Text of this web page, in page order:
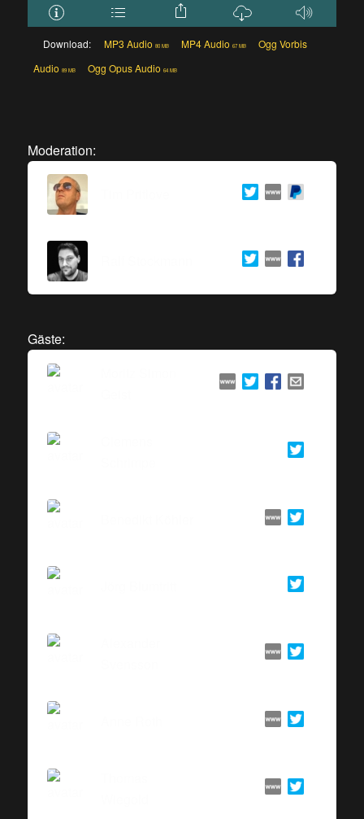
Download: MP3 Audio 80 MB MP4 Audio 67 MB
Ogg Vorbis
Audio 89 MB Ogg Opus Audio 64 MB
Moderation:
Gäste: